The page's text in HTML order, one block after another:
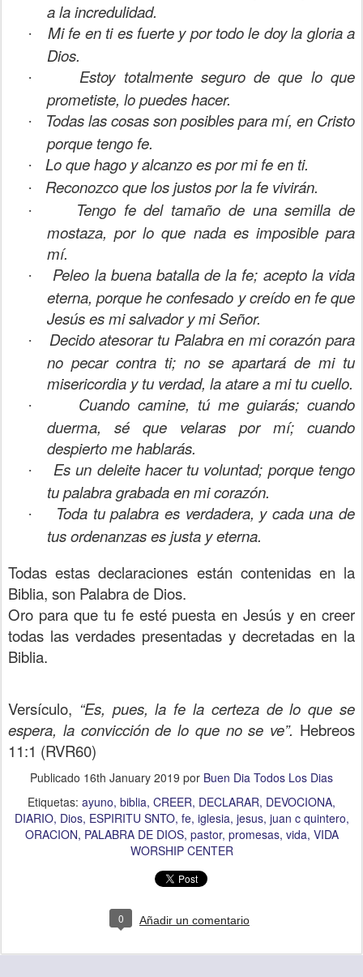
a la incredulidad.
·
Mi fe en ti es fuerte y por todo le doy la gloria a
Dios.
·
Estoy totalmente seguro de que lo que
prometiste, lo puedes hacer.
·
Todas las cosas son posibles para mí, en Cristo
porque tengo fe.
· Lo que hago y alcanzo es por mi fe en ti.
· Reconozco que los justos por la fe vivirán.
·
Tengo fe del tamaño de una semilla de
mostaza, por lo que nada es imposible para
mí.
·
Peleo la buena batalla de la fe; acepto la vida
eterna, porque he confesado y creído en fe que
Jesús es mi salvador y mi Señor.
·
Decido atesorar tu Palabra en mi corazón para
no pecar contra ti; no se apartará de mi tu
misericordia y tu verdad, la atare a mi tu cuello.
·
Cuando camine, tú me guiarás; cuando
duerma, sé que velaras por mí; cuando
despierto me hablarás.
·
Es un deleite hacer tu voluntad; porque tengo
tu palabra grabada en mi corazón.
·
Toda tu palabra es verdadera, y cada una de
tus ordenanzas es justa y eterna.
Todas estas declaraciones están contenidas en la
Biblia, son Palabra de Dios.
Oro para que tu fe esté puesta en Jesús y en creer
todas las verdades presentadas y decretadas en la
Biblia.
Versículo, “Es, pues, la fe la certeza de lo que se
espera, la convicción de lo que no se ve”. Hebreos
11:1 (RVR60)
Publicado 16th January 2019 por Buen Dia Todos Los Dias
Etiquetas: ayuno biblia CREER DECLARAR DEVOCIONA
DIARIO Dios ESPIRITU SNTO fe iglesia jesus juan c quintero
ORACION PALABRA DE DIOS pastor promesas vida VIDA
WORSHIP CENTER
0 Añadir un comentario